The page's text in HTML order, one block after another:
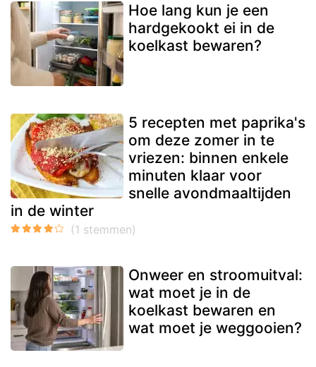
Hoe lang kun je een
hardgekookt ei in de
koelkast bewaren?
5 recepten met paprika's
om deze zomer in te
vriezen: binnen enkele
minuten klaar voor
snelle avondmaaltijden
in de winter
Onweer en stroomuitval:
wat moet je in de
koelkast bewaren en
wat moet je weggooien?